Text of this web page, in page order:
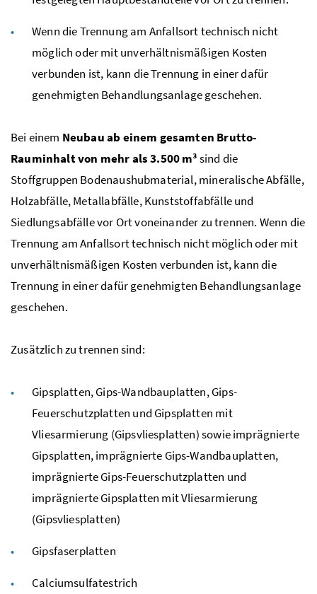
Wenn die Trennung am Anfallsort technisch nicht
möglich oder mit unverhältnismäßigen Kosten
verbunden ist, kann die Trennung in einer dafür
genehmigten Behandlungsanlage geschehen.
Bei einem Neubau ab einem gesamten Brutto-
Rauminhalt von mehr als 3.500m³sind die
Stoffgruppen Bodenaushubmaterial, mineralische Abfälle,
Holzabfälle, Metallabfälle, Kunststoffabfälle und
Siedlungsabfälle vor Ort voneinander zu trennen. Wenn die
Trennung am Anfallsort technisch nicht möglich oder mit
unverhältnismäßigen Kosten verbunden ist, kann die
Trennung in einer dafür genehmigten Behandlungsanlage
geschehen.
Zusätzlich zu trennen sind:
Gipsplatten, Gips-Wandbauplatten, Gips-
Feuerschutzplatten und Gipsplatten mit
Vliesarmierung (Gipsvliesplatten) sowie imprägnierte
Gipsplatten, imprägnierte Gips-Wandbauplatten,
imprägnierte Gips-Feuerschutzplatten und
imprägnierte Gipsplatten mit Vliesarmierung
(Gipsvliesplatten)
Gipsfaserplatten
Calciumsulfatestrich